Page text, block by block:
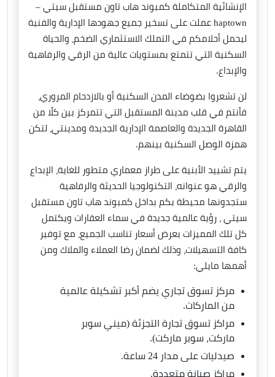
الإنشائية المتكاملة كمبوند هاب تاون مستقبل سيتي –
haptown عملت على تسخير جميع جهودها الإدارية والفنية
ليحمل أحلامكم في التملك الاستثماري الضخم، والحياة
السكنية التي تتمتع بمستويات عالية من الرقي والرفاهية
والإبداع.
لن تشعروا بضوضاء المدن السكنية أو بالازدحام المروري،
فأنتم في قلب مدينة المستقبل التي تتمركز بين كلًا من
القاهرة الجديدة والعاصمة الإدارية الجديدة ومدينتي، لتكن
همزة الوصل السكنية بينهم.
يتم تشييد الأبنية على طراز معماري متطور للغاية، الإبداع
والرقي هو عنوانه، التكنولوجيا الحديثة والرفاهية
ستجدونها محيطة بكم بداخل كمبوند هاب تاون مستقبل
سيتي ، رؤية عالمية جديدة في سماء العقارات ويكتمل
كل تلك المميزات بعرض أسعار تناسب الجميع، مع توفير
كافة التسهيلات، وذلك لضمان رضا العملاء والملاك ومن
أهمها مايلي:
مركز تسوق تجاري يضم أكبر تشكيلة عالمية
من الماركات.
مراكز تسوق تجارة التجزئة (ميني سوبر
ماركت، سوبر ماركت).
صيدليات على مدار 24 ساعة.
مراكز صيانة متعددة.